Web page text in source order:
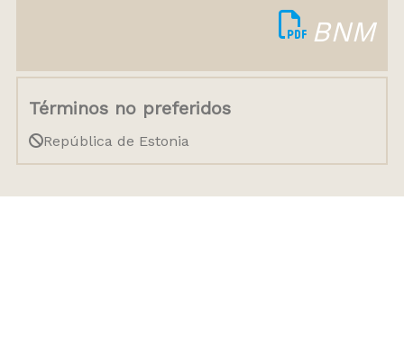
BNM
Términos no preferidos
República de Estonia